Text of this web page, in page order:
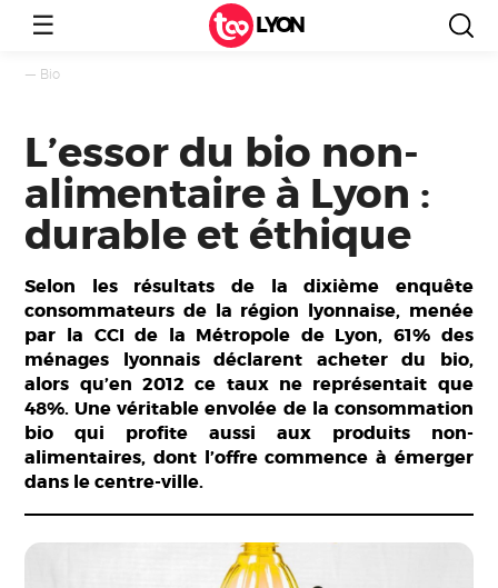
☰ LYON
— Bio
L’essor du bio non-
alimentaire à Lyon :
durable et éthique
Selon les résultats de la dixième enquête
consommateurs de la région lyonnaise, menée
par la CCI de la Métropole de Lyon, 61% des
ménages lyonnais déclarent acheter du bio,
alors qu’en 2012 ce taux ne représentait que
48%. Une véritable envolée de la consommation
bio qui profite aussi aux produits non-
alimentaires, dont l’offre commence à émerger
dans le centre-ville.